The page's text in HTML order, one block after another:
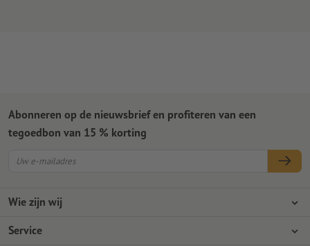
Wie zijn wij
Ondernemingen
Service
Abonneren op de nieuwsbrief en profiteren van een
tegoedbon van 15 % korting